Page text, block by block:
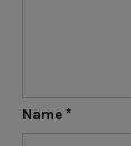
Name *